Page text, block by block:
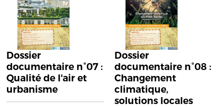
Dossier
documentaire n°07 :
Qualité de l'air et
urbanisme
Dossier
documentaire n°08 :
Changement
climatique,
solutions locales